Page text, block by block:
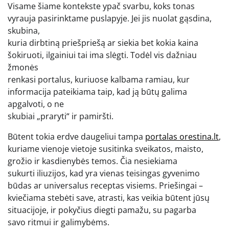
Visame šiame kontekste ypač svarbu, koks tonas
vyrauja pasirinktame puslapyje. Jei jis nuolat gąsdina,
skubina,
kuria dirbtiną priešpriešą ar siekia bet kokia kaina
šokiruoti, ilgainiui tai ima slėgti. Todėl vis dažniau
žmonės
renkasi portalus, kuriuose kalbama ramiau, kur
informacija pateikiama taip, kad ją būtų galima
apgalvoti, o ne
skubiai „praryti“ ir pamiršti.
Būtent tokia erdve daugeliui tampa portalas orestina.lt,
kuriame vienoje vietoje susitinka sveikatos, maisto,
grožio ir kasdienybės temos. Čia nesiekiama
sukurti iliuzijos, kad yra vienas teisingas gyvenimo
būdas ar universalus receptas visiems. Priešingai –
kviečiama stebėti save, atrasti, kas veikia būtent jūsų
situacijoje, ir pokyčius diegti pamažu, su pagarba
savo ritmui ir galimybėms.